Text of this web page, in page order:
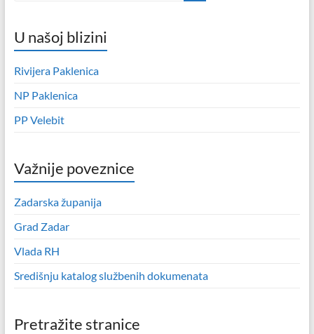
U našoj blizini
Rivijera Paklenica
NP Paklenica
PP Velebit
Važnije poveznice
Zadarska županija
Grad Zadar
Vlada RH
Središnju katalog službenih dokumenata
Pretražite stranice